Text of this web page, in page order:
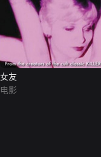
女友
电影